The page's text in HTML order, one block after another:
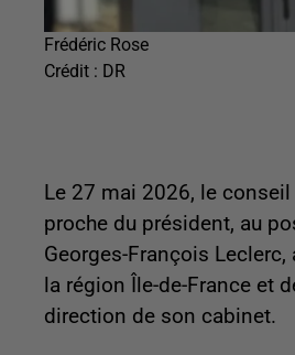
Frédéric Rose
Crédit : DR
Le 27 mai 2026, le
proche du président, au
Georges-François Leclerc,
la région Île-de-France et
direction de son cabinet.